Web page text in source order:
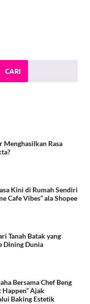
CARI
Menghasilkan Rasa
Kini di Rumah Sendiri
Cafe Vibes” ala Shopee
Tanah Batak yang
Dining Dunia
Bersama Chef Beng
Ajak
Baking Estetik